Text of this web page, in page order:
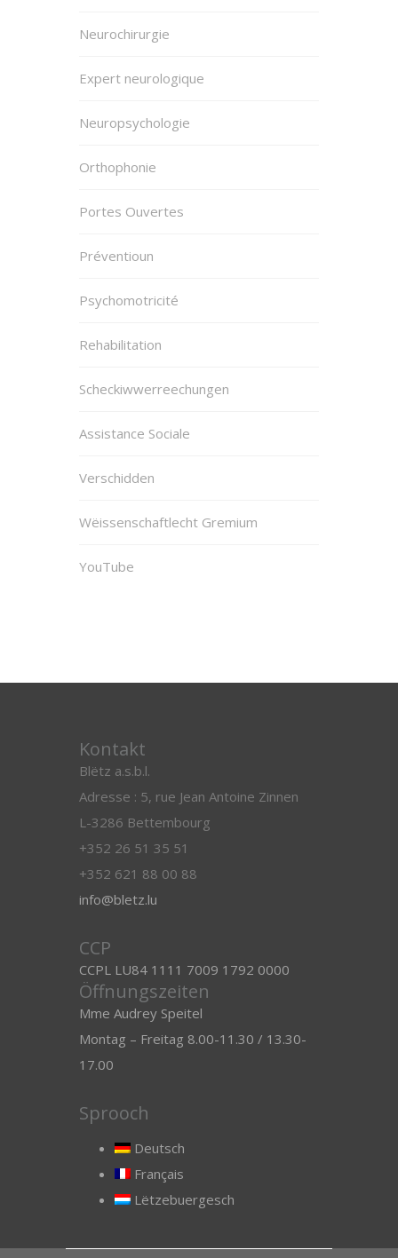
Neurochirurgie
Expert neurologique
Neuropsychologie
Orthophonie
Portes Ouvertes
Préventioun
Psychomotricité
Rehabilitation
Scheckiwwerreechungen
Assistance Sociale
Verschidden
Wëissenschaftlecht Gremium
YouTube
Kontakt
Blëtz a.s.b.l.
Adresse : 5, rue Jean Antoine Zinnen
L-3286 Bettembourg
+352 26 51 35 51
+352 621 88 00 88
info@bletz.lu
CCP
CCPL LU84 1111 7009 1792 0000
Öffnungszeiten
Mme Audrey Speitel
Montag – Freitag 8.00-11.30 / 13.30-
17.00
Sprooch
Deutsch
Français
Lëtzebuergesch